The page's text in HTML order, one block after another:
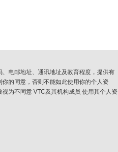
电邮地址、通讯地址及教育程度，提供有
的同意，否则不能如此使用你的个人资
为不同意 VTC及其机构成员 使用其个人资